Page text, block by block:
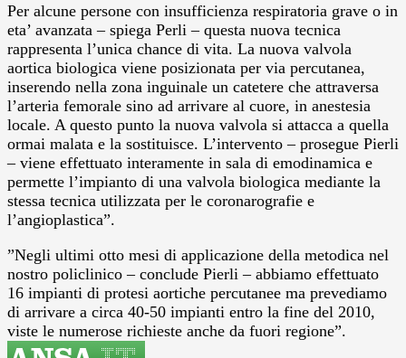
Per alcune persone con insufficienza respiratoria grave o in
eta’ avanzata – spiega Perli – questa nuova tecnica
rappresenta l’unica chance di vita. La nuova valvola
aortica biologica viene posizionata per via percutanea,
inserendo nella zona inguinale un catetere che attraversa
l’arteria femorale sino ad arrivare al cuore, in anestesia
locale. A questo punto la nuova valvola si attacca a quella
ormai malata e la sostituisce. L’intervento – prosegue Pierli
– viene effettuato interamente in sala di emodinamica e
permette l’impianto di una valvola biologica mediante la
stessa tecnica utilizzata per le coronarografie e
l’angioplastica”.
”Negli ultimi otto mesi di applicazione della metodica nel
nostro policlinico – conclude Pierli – abbiamo effettuato
16 impianti di protesi aortiche percutanee ma prevediamo
di arrivare a circa 40-50 impianti entro la fine del 2010,
viste le numerose richieste anche da fuori regione”.